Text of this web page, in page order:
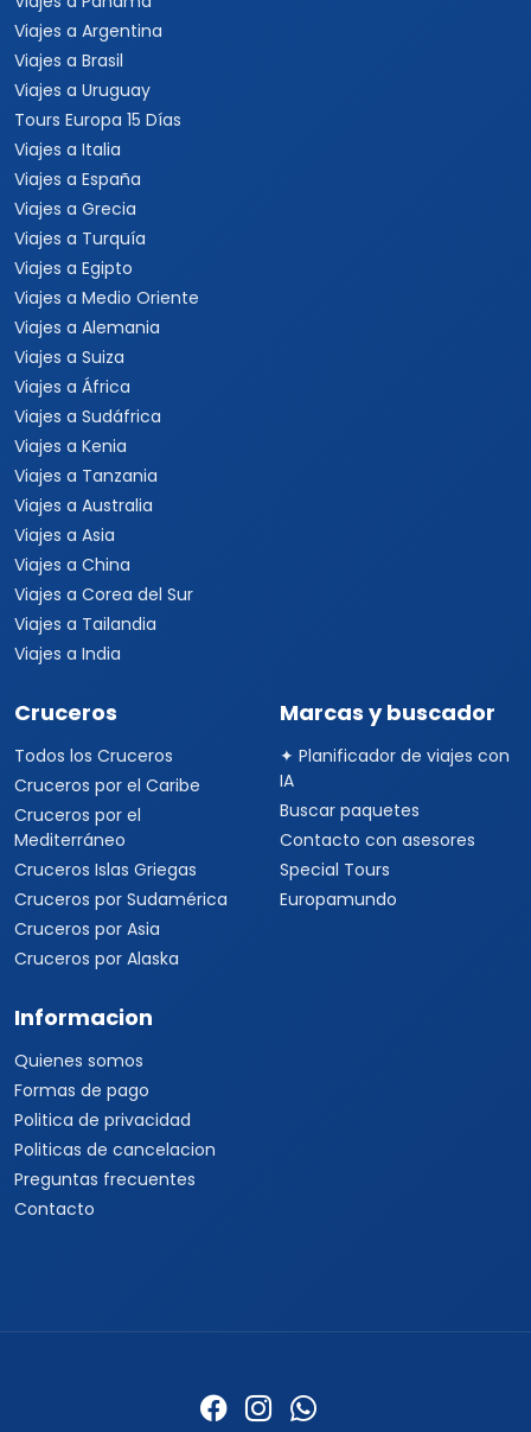
Viajes a Argentina
Viajes a Brasil
Viajes a Uruguay
Tours Europa 15 Días
Viajes a Italia
Viajes a España
Viajes a Grecia
Viajes a Turquía
Viajes a Egipto
Viajes a Medio Oriente
Viajes a Alemania
Viajes a Suiza
Viajes a África
Viajes a Sudáfrica
Viajes a Kenia
Viajes a Tanzania
Viajes a Australia
Viajes a Asia
Viajes a China
Viajes a Corea del Sur
Viajes a Tailandia
Viajes a India
Cruceros
Todos los Cruceros
Cruceros por el Caribe
Cruceros por el
Mediterráneo
Cruceros Islas Griegas
Cruceros por Sudamérica
Cruceros por Asia
Cruceros por Alaska
Marcas y buscador
✦ Planificador de viajes con
IA
Buscar paquetes
Contacto con asesores
Special Tours
Europamundo
Informacion
Quienes somos
Formas de pago
Politica de privacidad
Politicas de cancelacion
Preguntas frecuentes
Contacto